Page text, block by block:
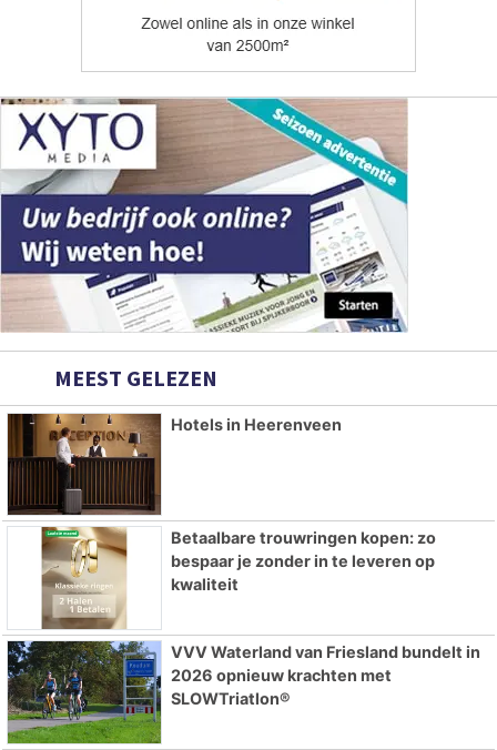
MEEST GELEZEN
Hotels in Heerenveen
Betaalbare trouwringen kopen: zo
bespaar je zonder in te leveren op
kwaliteit
VVV Waterland van Friesland bundelt in
2026 opnieuw krachten met
SLOWTriatlon®